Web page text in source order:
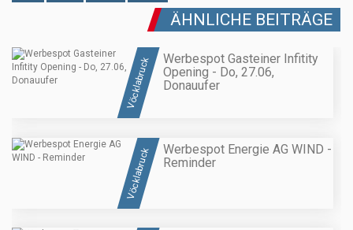
ÄHNLICHE BEITRÄGE
Vöcklabruck
Werbespot Gasteiner Infitity
Opening - Do, 27.06,
Donauufer
Vöcklabruck
Werbespot Energie AG WIND -
Reminder